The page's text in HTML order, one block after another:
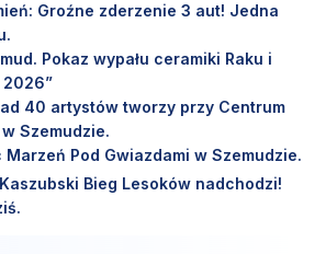
Groźne zderzenie 3 aut! Jedna
Pokaz wypału ceramiki Raku i
2026”
40 artystów tworzy przy Centrum
Szemudzie.
Marzeń Pod Gwiazdami w Szemudzie.
Bieg Lesoków nadchodzi!